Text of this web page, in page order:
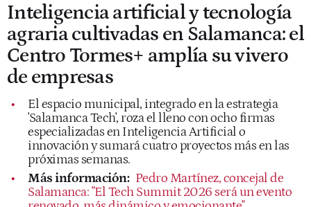
Inteligencia artificial y tecnología
agraria cultivadas en Salamanca: el
Centro Tormes+ amplía su vivero
de empresas
El espacio municipal, integrado en la estrategia
'Salamanca Tech', roza el lleno con ocho firmas
especializadas en Inteligencia Artificial o
innovación y sumará cuatro proyectos más en las
próximas semanas.
Más información: Pedro Martínez, concejal de
Salamanca: "El Tech Summit 2026 será un evento